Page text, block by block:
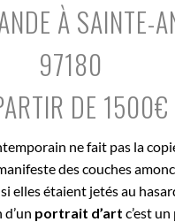
À SAINTE-
97180
DE 1500€
ne fait pas la
des couches
elles étaient jetés au
portrait d’art c’est